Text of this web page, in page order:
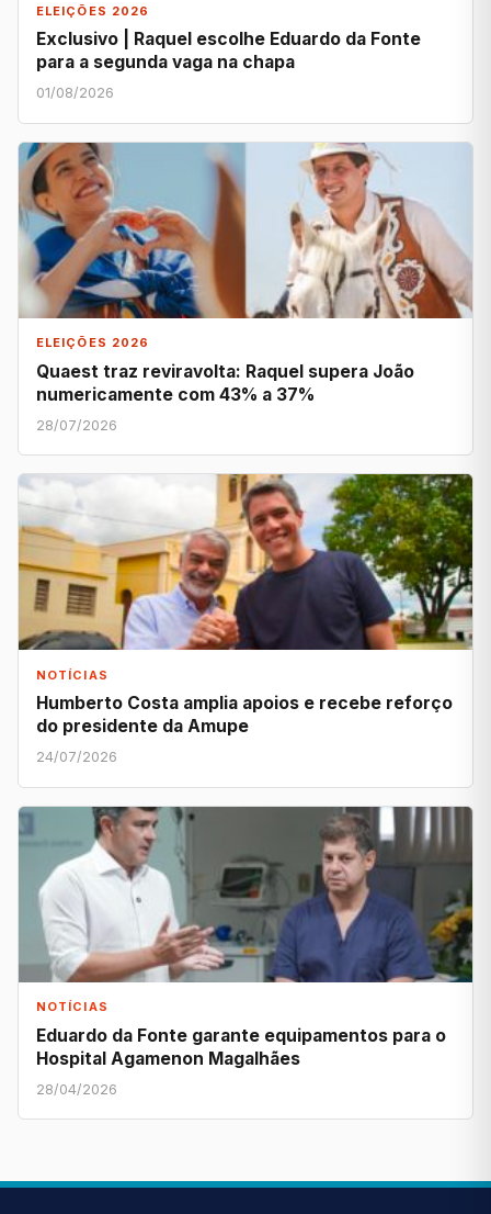
ELEIÇÕES 2026
Exclusivo | Raquel escolhe Eduardo da Fonte
para a segunda vaga na chapa
01/08/2026
ELEIÇÕES 2026
Quaest traz reviravolta: Raquel supera João
numericamente com 43% a 37%
28/07/2026
NOTÍCIAS
Humberto Costa amplia apoios e recebe reforço
do presidente da Amupe
24/07/2026
NOTÍCIAS
Eduardo da Fonte garante equipamentos para o
Hospital Agamenon Magalhães
28/04/2026